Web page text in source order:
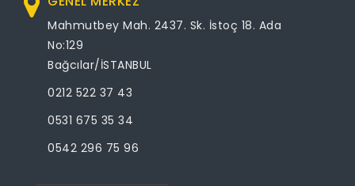
Mahmutbey Mah. 2437. Sk. İstoç 18. Ada
No:129
Bağcılar/İSTANBUL
0212 522 37 43
0531 675 35 34
0542 296 75 96